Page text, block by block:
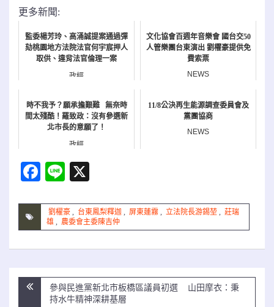
更多新聞:
監委楊芳玲、高涌誠提案通過彈
劾桃園地方法院法官何宇宸押人
取供、違背法官倫理一案
政經
文化協會百週年音樂會 國台交50
人管樂團台東演出 劉櫂豪提供免
費索票
NEWS
時不我予？願承擔艱難 無奈時
間太殘酷！羅致政：沒有參選新
北市長的意願了！
政經
11/8公決再生能源調查委員會及
黨團協商
NEWS
Facebook
Line
劉櫂豪 台東鳳梨釋迦 屏東蓮霧 立法院長游錫堃
莊瑞
雄
農委會主委陳吉仲
文
參與民進黨新北市板橋區議員初選 山田摩衣：秉
持水牛精神深耕基層